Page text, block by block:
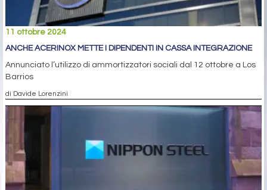
11 ottobre 2024
ANCHE ACERINOX METTE I DIPENDENTI IN CASSA INTEGRAZIONE
Annunciato l’utilizzo di ammortizzatori sociali dal 12 ottobre a Los
Barrios
di Davide Lorenzini